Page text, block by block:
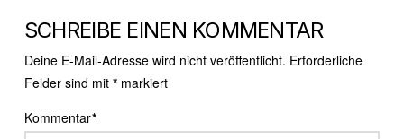
SCHREIBE EINEN KOMMENTAR
Deine E-Mail-Adresse wird nicht veröffentlicht. Erforderliche
Felder sind mit *markiert
Kommentar*